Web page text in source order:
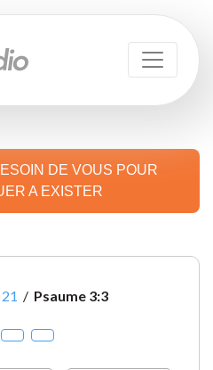
DE VOUS POUR
A EXISTER
/ Psaume 3:3